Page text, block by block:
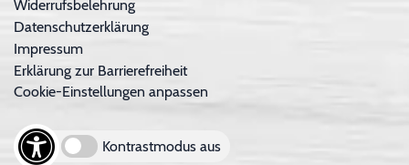
Widerrufsbelehrung
Datenschutzerklärung
Impressum
Erklärung zur Barrierefreiheit
Cookie-Einstellungen anpassen
Kontrastmodus aus